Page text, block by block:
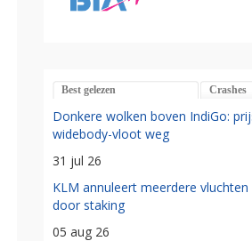
Best gelezen Crashes
Donkere wolken boven IndiGo:
widebody-vloot weg
31 jul 26
KLM annuleert meerdere
door staking
05 aug 26